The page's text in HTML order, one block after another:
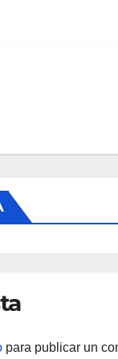
para publicar un